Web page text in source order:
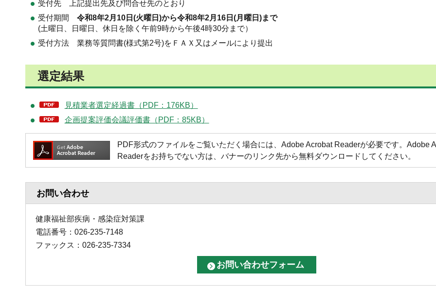
受付先 上記提出先及び問合せ先のとおり
受付期間 令和8年2月10日(火曜日)から令和8年2月16日(月曜日)まで
(土曜日、日曜日、休日を除く午前9時から午後4時30分まで）
受付方法 業務等質問書(様式第2号)をＦＡＸ又はメールにより提出
選定結果
見積業者選定経過書（PDF：176KB）
企画提案評価会議評価書（PDF：85KB）
PDF形式のファイルをご覧いただく場合には、Adobe Acrobat Readerが必要です。Adobe
Readerをお持ちでない方は、バナーのリンク先から無料ダウンロードしてください。
お問い合わせ
健康福祉部疾病・感染症対策課
電話番号：026-235-7148
ファックス：026-235-7334